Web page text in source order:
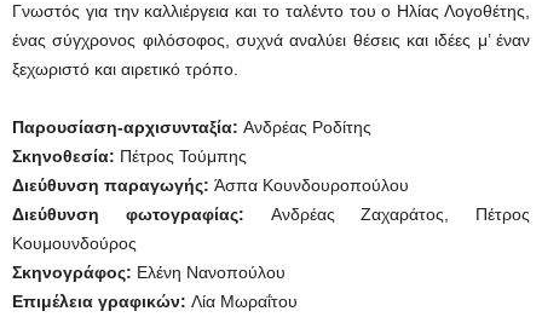
Γνωστός για την καλλιέργεια και το ταλέντο του ο Ηλίας Λογοθέτης,
ένας σύγχρονος φιλόσοφος, συχνά αναλύει θέσεις και ιδέες μ’ έναν
ξεχωριστό και αιρετικό τρόπο.
Παρουσίαση-αρχισυνταξία: Ανδρέας Ροδίτης
Σκηνοθεσία: Πέτρος Τούμπης
Διεύθυνση παραγωγής: Άσπα Κουνδουροπούλου
Διεύθυνση φωτογραφίας: Ανδρέας Ζαχαράτος, Πέτρος
Κουμουνδούρος
Σκηνογράφος: Ελένη Νανοπούλου
Επιμέλεια γραφικών: Λία Μωραΐτου